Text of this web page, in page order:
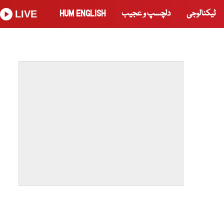
ٹیکنالوجی دلچسپ و عجیب HUM ENGLISH
LIVE